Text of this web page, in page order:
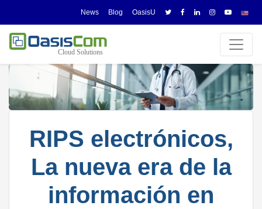
News Blog OasisU
RIPS electrónicos,
La nueva era de la
información en